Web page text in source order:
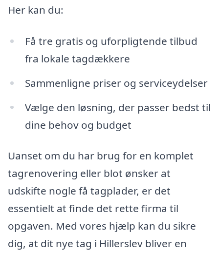
Her kan du:
Få tre gratis og uforpligtende tilbud
fra lokale tagdækkere
Sammenligne priser og serviceydelser
Vælge den løsning, der passer bedst til
dine behov og budget
Uanset om du har brug for en komplet
tagrenovering eller blot ønsker at
udskifte nogle få tagplader, er det
essentielt at finde det rette firma til
opgaven. Med vores hjælp kan du sikre
dig, at dit nye tag i Hillerslev bliver en